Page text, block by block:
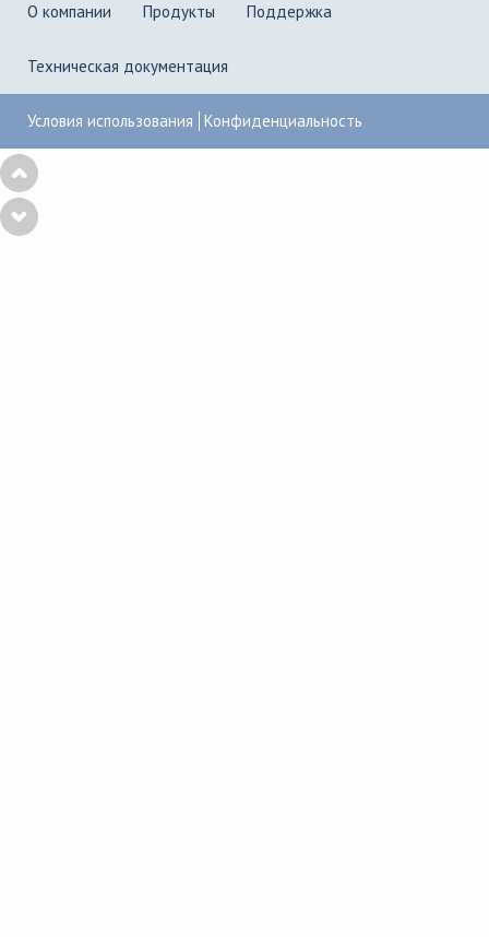
О компании Продукты Поддержка
Техническая документация
Условия использования Конфиденциальность